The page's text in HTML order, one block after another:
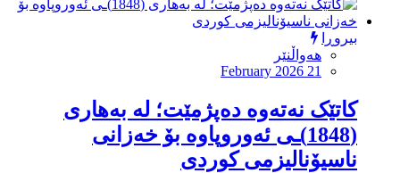
بیروڕا
هەواڵنێر
February 2026 21
کاتێک نەتەوە دەپژمێت؛ لە بەهاری
(1848)ـی ئەوروپاوە بۆ خەزانی
ناسیۆنالیزمی کوردی